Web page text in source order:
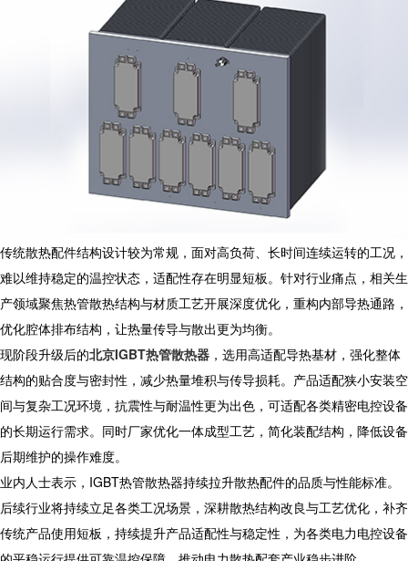
传统散热配件结构设计较为常规，面对高负荷、长时间连续运转的工况，
难以维持稳定的温控状态，适配性存在明显短板。针对行业痛点，相关生
产领域聚焦热管散热结构与材质工艺开展深度优化，重构内部导热通路，
优化腔体排布结构，让热量传导与散出更为均衡。
现阶段升级后的北京IGBT热管散热器 ，选用高适配导热基材，强化整体
结构的贴合度与密封性，减少热量堆积与传导损耗。产品适配狭小安装空
间与复杂工况环境，抗震性与耐温性更为出色，可适配各类精密电控设备
的长期运行需求。同时厂家优化一体成型工艺，简化装配结构，降低设备
后期维护的操作难度。
业内人士表示，IGBT热管散热器持续拉升散热配件的品质与性能标准。
后续行业将持续立足各类工况场景，深耕散热结构改良与工艺优化，补齐
传统产品使用短板，持续提升产品适配性与稳定性，为各类电力电控设备